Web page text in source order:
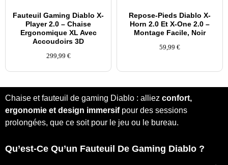
Fauteuil Gaming Diablo X-
Player 2.0 – Chaise
Ergonomique XL Avec
Accoudoirs 3D
299,99 €
Repose-Pieds Diablo X-
Horn 2.0 Et X-One 2.0 –
Montage Facile, Noir
59,99 €
Chaise et fauteuil de gaming Diablo : alliez confort,
ergonomie et design immersifpour des sessions
prolongées, que ce soit pour le jeu ou le bureau.
Qu’est-Ce Qu’un Fauteuil De Gaming Diablo ?